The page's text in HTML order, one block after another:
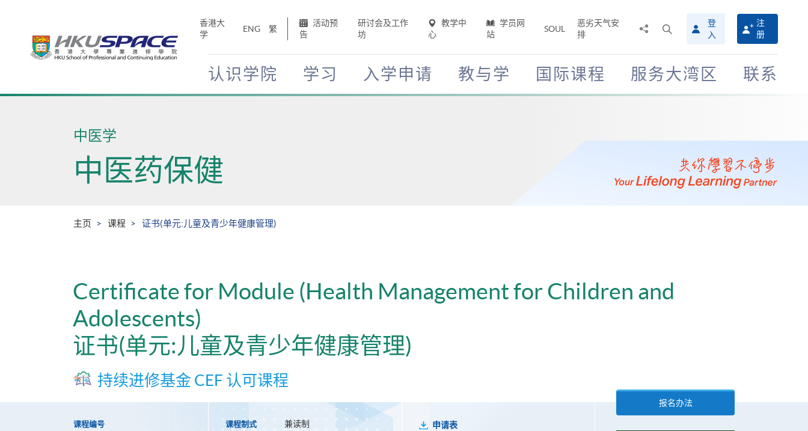
香港大
学
ENG 繁
活动预
告
研讨会及工作
坊
教学中
心
学员网
站
SOUL
恶劣天气安
排
搜
寻
介
面
登
入
注
册
认识学院 学习 入学申请 教与学 国际课程 服务大湾区 联系
Main
中医学
中医药保健
主页 课程 证书(单元:儿童及青少年健康管理)
Certificate for Module (Health Management for Children and
Adolescents)
证书(单元:儿童及青少年健康管理)
持续进修基金 CEF 认可课程
课程编号 课程制式 兼读制
申请表
报名办法